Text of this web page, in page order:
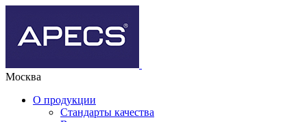
Москва
О продукции
Стандарты качества